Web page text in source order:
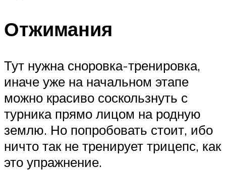
Отжимания
Тут нужна сноровка-тренировка,
иначе уже на начальном этапе
можно красиво соскользнуть с
турника прямо лицом на родную
землю. Но попробовать стоит, ибо
ничто так не тренирует трицепс, как
это упражнение.